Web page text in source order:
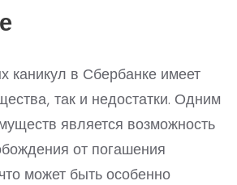
каникул в Сбербанке имеет
так и недостатки. Одним
является возможность
от погашения
может быть особенно